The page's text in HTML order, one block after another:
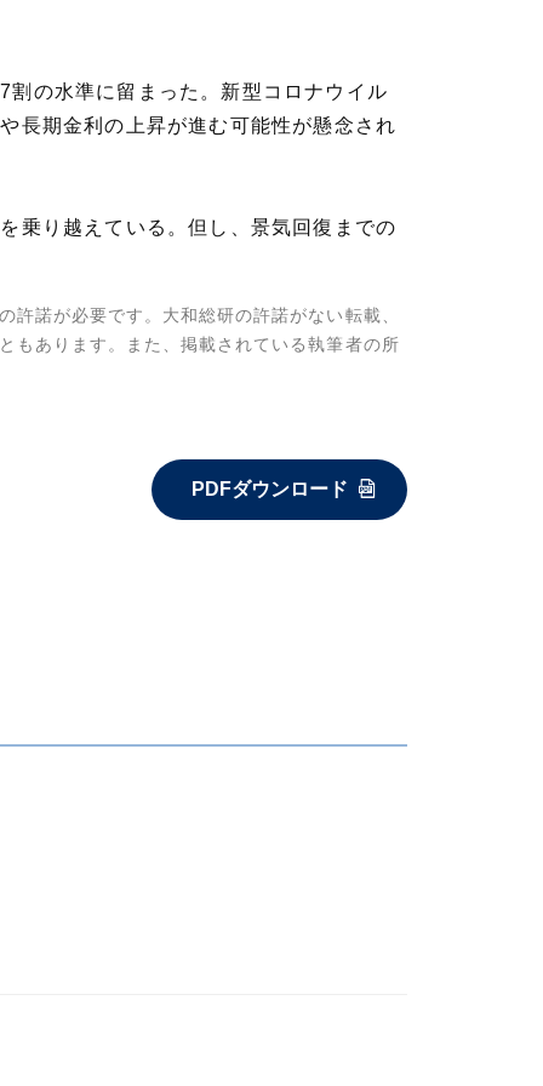
の水準に留まった。新型コロナウイル
長期金利の上昇が進む可能性が懸念され
乗り越えている。但し、景気回復までの
諾が必要です。大和総研の許諾がない転載、
もあります。また、掲載されている執筆者の所
PDFダウンロード